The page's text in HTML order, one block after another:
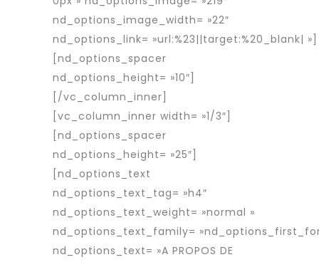
nd_options_image_width= »22″
nd_options_link= »url:%23||target:%20_blank| »]
[nd_options_spacer
nd_options_height= »10″]
[/vc_column_inner]
[vc_column_inner width= »1/3″]
[nd_options_spacer
nd_options_height= »25″]
[nd_options_text
nd_options_text_tag= »h4″
nd_options_text_weight= »normal »
nd_options_text_family=
nd_options_text= »A PROPOS DE